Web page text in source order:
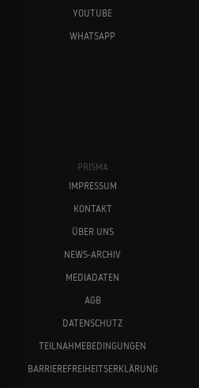
YOUTUBE
WHATSAPP
PRISMA
IMPRESSUM
KONTAKT
ÜBER UNS
NEWS-ARCHIV
MEDIADATEN
AGB
DATENSCHUTZ
TEILNAHMEBEDINGUNGEN
BARRIEREFREIHEITSERKLÄRUNG